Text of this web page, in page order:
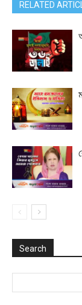
RELATED
Search